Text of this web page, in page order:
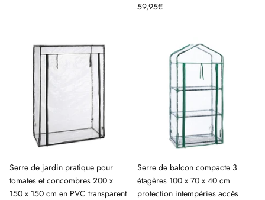
59,95€
Serre de jardin pratique pour
tomates et concombres 200 x
150 x 150 cm en PVC transparent
Serre de balcon compacte 3
étagères 100 x 70 x 40 cm
protection intempéries accès